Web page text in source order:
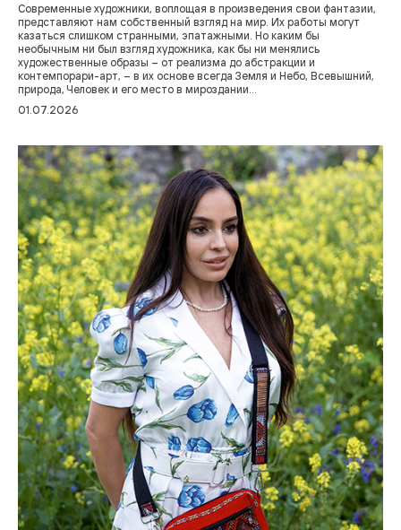
Современные художники, воплощая в произведения свои фантазии,
представляют нам собственный взгляд на мир. Их работы могут
казаться слишком странными, эпатажными. Но каким бы
необычным ни был взгляд художника, как бы ни менялись
художественные образы – от реализма до абстракции и
контемпорари-арт, – в их основе всегда Земля и Небо, Всевышний,
природа, Человек и его место в мироздании…
01.07.2026